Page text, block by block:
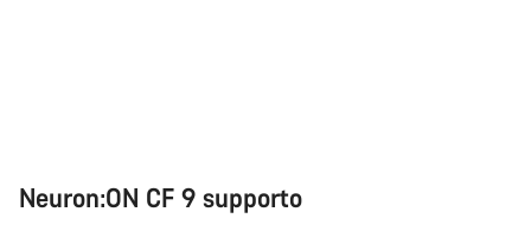
Neuron:ON CF 9 supporto